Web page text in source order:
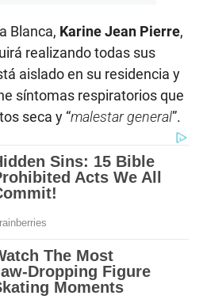
Blanca, Karine Jean Pierre,
realizando todas sus
aislado en su residencia y
síntomas respiratorios que
seca y “malestar general”.